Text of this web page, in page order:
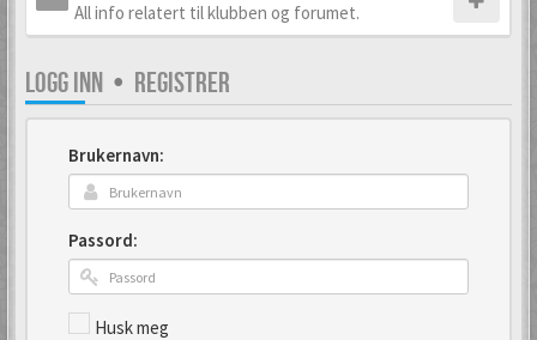
All info relatert til klubben og forumet.
LOGG INN • REGISTRER
Brukernavn:
Passord:
Husk meg